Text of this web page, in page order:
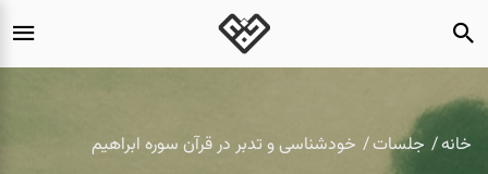
خانه جلسات خودشناسی و تدبر در قرآن سوره ابراهیم